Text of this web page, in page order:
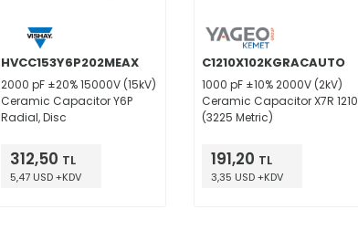
HVCC153Y6P202MEAX
2000 pF ±20% 15000V (15kV)
Ceramic Capacitor Y6P
Radial, Disc
312,50 TL
5,47 USD +KDV
C1210X102KGRACAUTO
1000 pF ±10% 2000V (2kV)
Ceramic Capacitor X7R 1210
(3225 Metric)
191,20 TL
3,35 USD +KDV